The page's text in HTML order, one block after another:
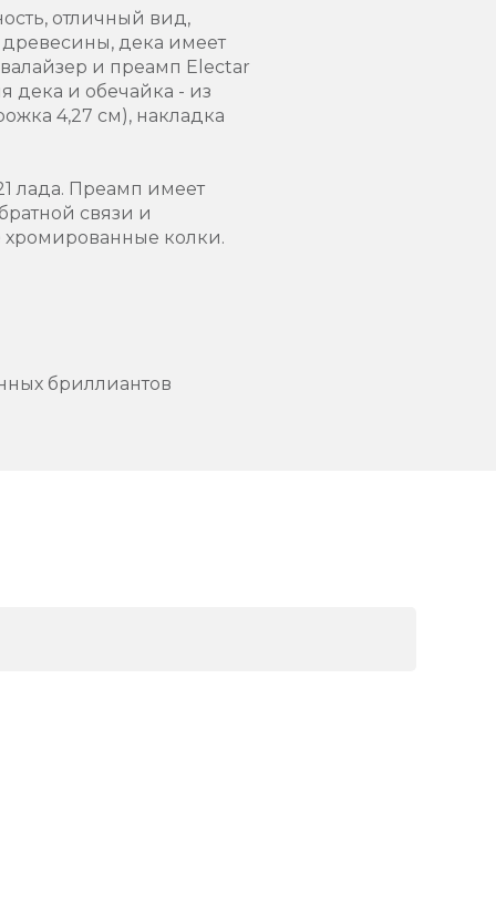
отличный вид,
древесины, дека имеет
и преамп Electar
дека и обечайка - из
4,27 см), накладка
лада. Преамп имеет
связи и
хромированные колки.
бриллиантов